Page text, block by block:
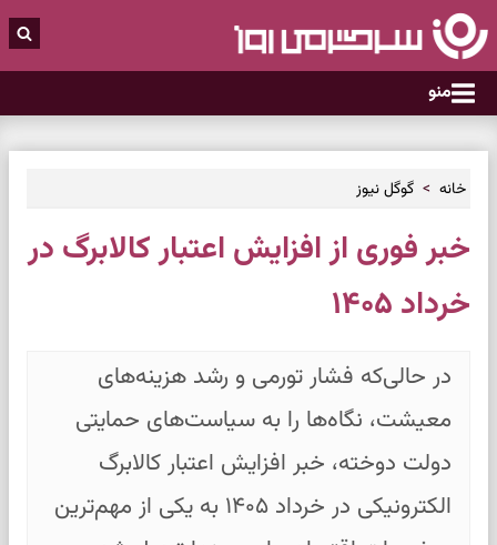
منو
خانه گوگل نیوز
خبر فوری از افزایش اعتبار کالابرگ در
خرداد ۱۴۰۵
در حالی‌که فشار تورمی و رشد هزینه‌های
معیشت، نگاه‌ها را به سیاست‌های حمایتی
دولت دوخته، خبر افزایش اعتبار کالابرگ
الکترونیکی در خرداد ۱۴۰۵ به یکی از مهم‌ترین